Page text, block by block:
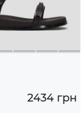
2434 грн